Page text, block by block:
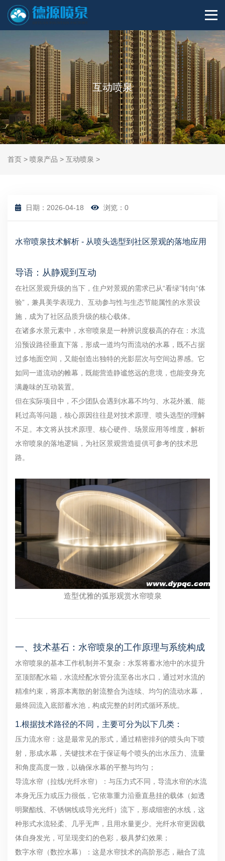
互动喷泉
首页 > 喷泉产品 > 互动喷泉 >
日期：2026-04-18 浏览： 0
水帘喷泉技术解析 - 从喷头选型到社区景观的落地应用
导语：从静观到互动
在社区景观升级的当下，住户对景观的需求已从“看绿”转向“体
验”，兼具美学表现力、互动参与性与生态节能属性的水景设
施，成为了社区品质升级的核心载体。
在诸多水景元素中，水帘喷泉是一种辨识度极高的存在：水流
沿预设路径垂直下落，形成一道均匀而流动的水幕，既不占据
过多地面空间，又能创造出独特的光影层次与空间边界感。它
如同一道流动的帷幕，既能营造静谧悠远的意境，也能变身充
满趣味的互动装置。
但在实际项目中，不少团队会遇到水幕不均匀、水花外溅、能
耗过高等问题，核心原因往往是对技术原理、喷头选型的理解
不足。本文将从技术原理、核心硬件、场景应用等维度，解析
水帘喷泉的落地逻辑，为社区景观营造提供可参考的技术思
路。
造型优雅的弧形观赏水帘喷泉
一、技术基石：水帘喷泉的工作原理与系统构成
水帘喷泉的基本工作机制并不复杂：水泵将蓄水池中的水提升
至顶部配水箱，水流经配水管分流至各出水口，通过对水流的
精准约束，将原本离散的射流整合为连续、均匀的流动水幕，
最终回流入底部蓄水池，构成完整的封闭式循环系统。
1.根据技术路径的不同，主要可分为以下几类：
压力流水帘：这是最常见的形式，通过精密排列的喷头向下喷
射，形成水幕，关键技术在于保证每个喷头的出水压力、流量
和角度高度一致，以确保水幕的平整与均匀；
导流水帘（拉线/光纤水帘）：与压力式不同，导流水帘的水流
本身无压力或压力很低，它依靠重力沿垂直悬挂的载体（如透
明聚酯线、不锈钢线或导光光纤）流下，形成细密的水线，这
种形式水流轻柔、几乎无声，且用水量更少。光纤水帘更因载
体自身发光，可呈现变幻的色彩，极具梦幻效果；
数字水帘（数控水幕）：这是水帘技术的高阶形态，融合了流